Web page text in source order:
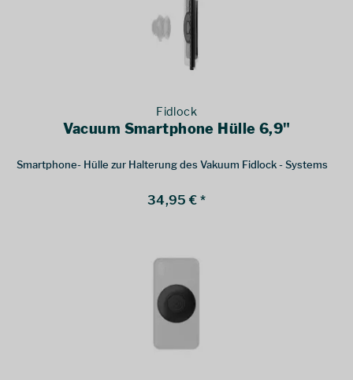
Fidlock
Vacuum Smartphone Hülle 6,9"
Smartphone- Hülle zur Halterung des Vakuum Fidlock - Systems
34,95 € *